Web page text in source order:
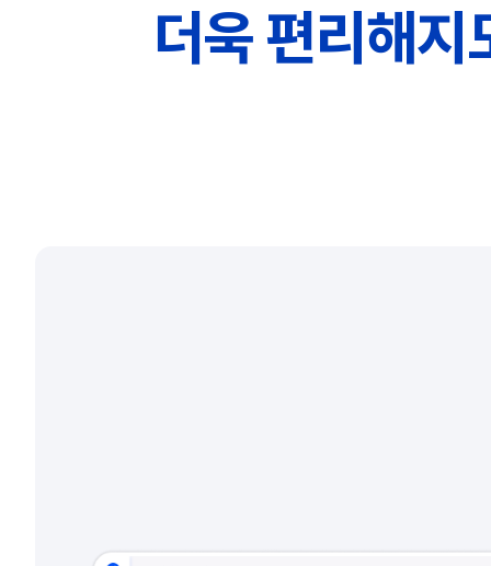
더욱 편리해